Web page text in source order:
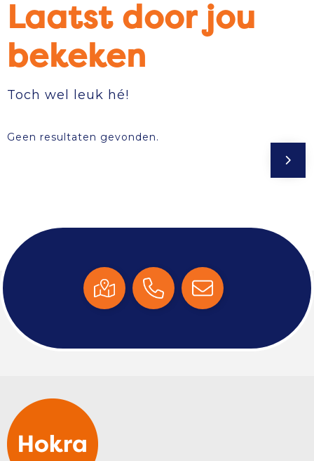
Laatst door jou
bekeken
Toch wel leuk hé!
Geen resultaten gevonden.